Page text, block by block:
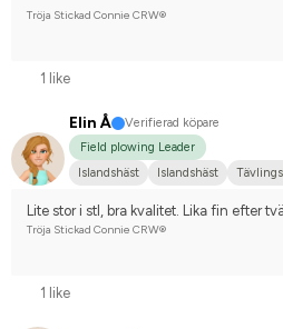
Tröja Stickad Connie CRW®
1 like
Elin Å
Verifierad köpare
Field plowing Leader
Islandshäst
Islandshäst
Lite stor i stl, bra kvalitet. Lika fin efter
Tröja Stickad Connie CRW®
1 like